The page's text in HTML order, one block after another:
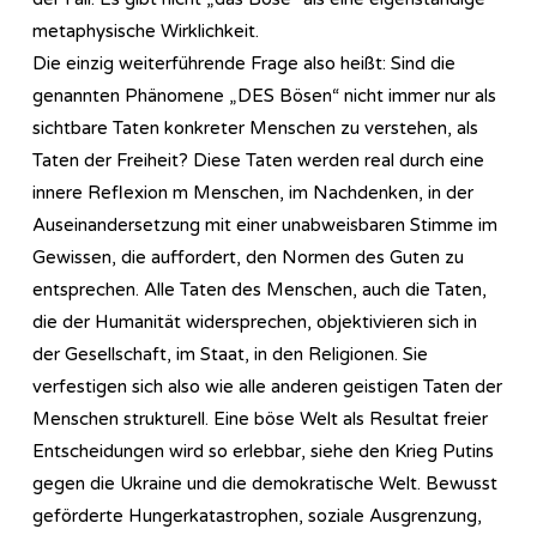
metaphysische Wirklichkeit.
Die einzig weiterführende Frage also heißt: Sind die
genannten Phänomene „DES Bösen“ nicht immer nur als
sichtbare Taten konkreter Menschen zu verstehen, als
Taten der Freiheit? Diese Taten werden real durch eine
innere Reflexion m Menschen, im Nachdenken, in der
Auseinandersetzung mit einer unabweisbaren Stimme im
Gewissen, die auffordert, den Normen des Guten zu
entsprechen. Alle Taten des Menschen, auch die Taten,
die der Humanität widersprechen, objektivieren sich in
der Gesellschaft, im Staat, in den Religionen. Sie
verfestigen sich also wie alle anderen geistigen Taten der
Menschen strukturell. Eine böse Welt als Resultat freier
Entscheidungen wird so erlebbar, siehe den Krieg Putins
gegen die Ukraine und die demokratische Welt. Bewusst
geförderte Hungerkatastrophen, soziale Ausgrenzung,